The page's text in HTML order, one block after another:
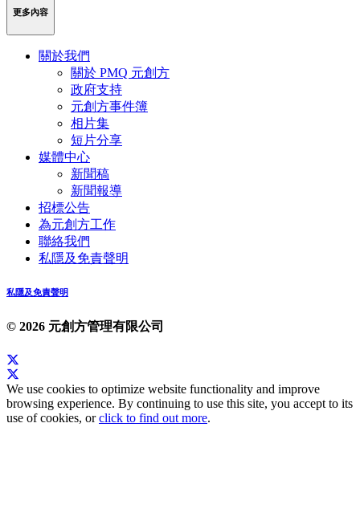
更多內容
關於我們
關於 PMQ 元創方
政府支持
元創方事件簿
相片集
短片分享
媒體中心
新聞稿
新聞報導
招標公告
為元創方工作
聯絡我們
私隱及免責聲明
私隱及免責聲明
© 2026 元創方管理有限公司
We use cookies to optimize website functionality and improve
browsing experience. By continuing to use this site, you accept to its
use of cookies, orclick to find out more.